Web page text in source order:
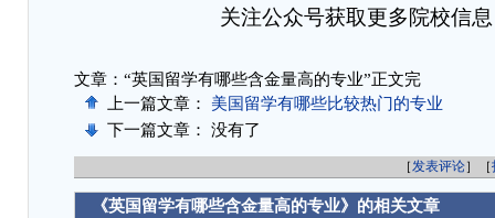
关注公众号获取更多院校信息
文章：“英国留学有哪些含金量高的专业”正文完
上一篇文章： 美国留学有哪些比较热门的专业
下一篇文章： 没有了
［发表评论］［
《英国留学有哪些含金量高的专业》的相关文章